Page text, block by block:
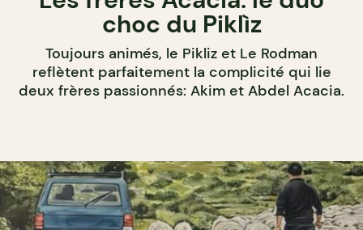
choc du Piklìz
Toujours animés, le Pikliz et Le Rodman
reflètent parfaitement la complicité qui lie
deux frères passionnés: Akim et Abdel Acacia.